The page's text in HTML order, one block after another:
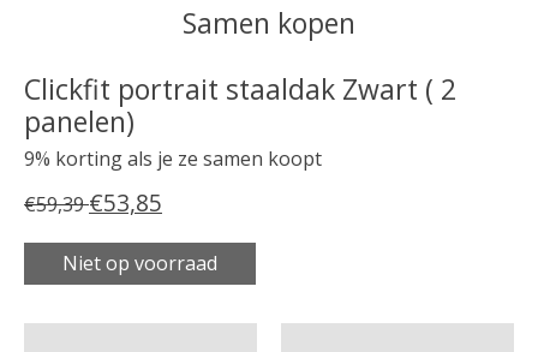
Samen kopen
Clickfit portrait staaldak Zwart ( 2
panelen)
9% korting als je ze samen koopt
€59,39€53,85
Niet op voorraad